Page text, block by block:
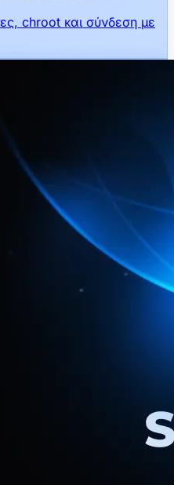
chroot και σύνδεση με